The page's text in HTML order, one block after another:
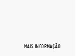
MAIS INFORMAÇÃO